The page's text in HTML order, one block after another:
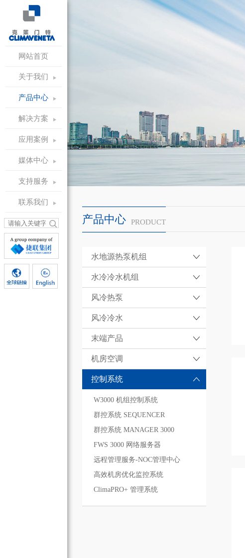
网站首页
关于我们
产品中心
解决方案
应用案例
媒体中心
支持服务
联系我们
产品中心 PRODUCT
水地源热泵机组
水冷冷水机组
风冷热泵
风冷冷水
末端产品
机房空调
控制系统
W3000 机组控制系统
群控系统 SEQUENCER
群控系统 MANAGER 3000
FWS 3000 网络服务器
远程管理服务-NOC管理中心
高效机房优化监控系统
ClimaPRO+ 管理系统